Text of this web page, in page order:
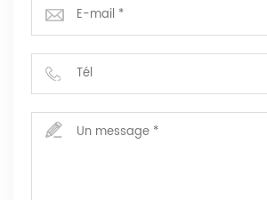
profilé d'aluminium types d'aluminium